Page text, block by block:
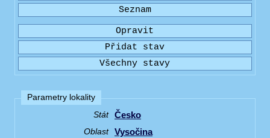
Parametry lokality
Stát
Česko
Oblast Vysočina